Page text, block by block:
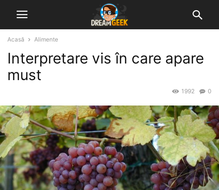
Acasă Alimente
Interpretare vis în care apare
must
0
1992